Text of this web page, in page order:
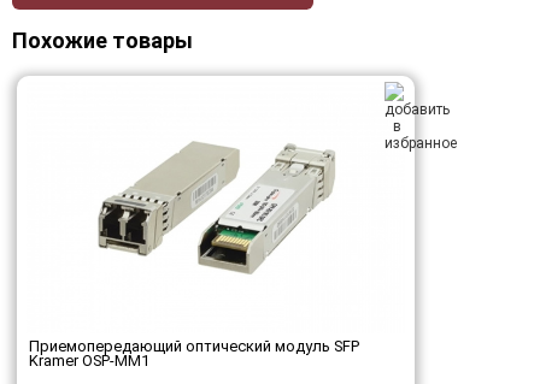
Похожие товары
Приемопередающий оптический модуль SFP
Kramer OSP-MM1